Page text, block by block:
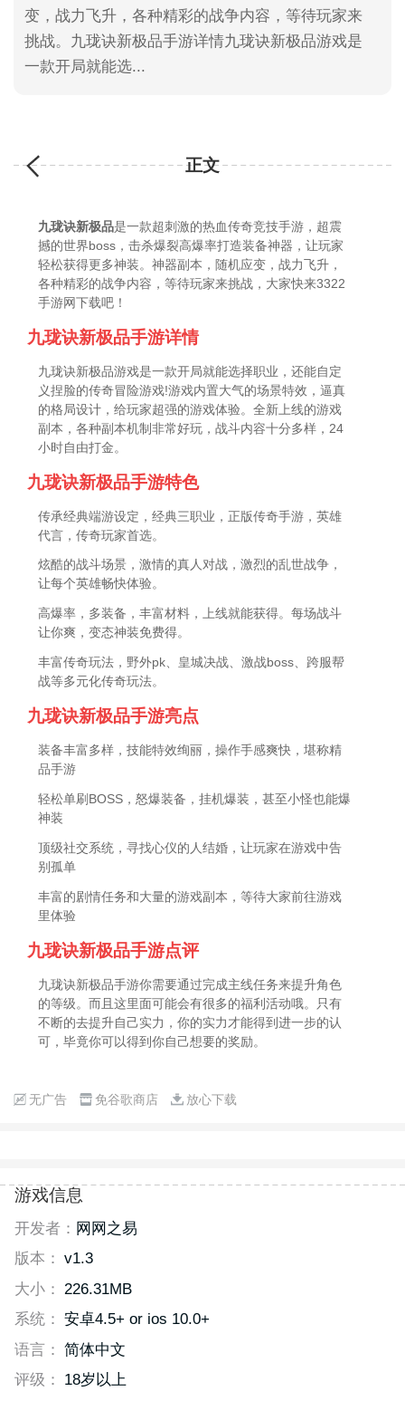
变，战力飞升，各种精彩的战争内容，等待玩家来
挑战。九珑诀新极品手游详情九珑诀新极品游戏是
一款开局就能选...
正文
九珑诀新极品是一款超刺激的热血传奇竞技手游，超震
撼的世界boss，击杀爆裂高爆率打造装备神器，让玩家
轻松获得更多神装。神器副本，随机应变，战力飞升，
各种精彩的战争内容，等待玩家来挑战，大家快来3322
手游网下载吧！
九珑诀新极品手游详情
九珑诀新极品游戏是一款开局就能选择职业，还能自定
义捏脸的传奇冒险游戏!游戏内置大气的场景特效，逼真
的格局设计，给玩家超强的游戏体验。全新上线的游戏
副本，各种副本机制非常好玩，战斗内容十分多样，24
小时自由打金。
九珑诀新极品手游特色
传承经典端游设定，经典三职业，正版传奇手游，英雄
代言，传奇玩家首选。
炫酷的战斗场景，激情的真人对战，激烈的乱世战争，
让每个英雄畅快体验。
高爆率，多装备，丰富材料，上线就能获得。每场战斗
让你爽，变态神装免费得。
丰富传奇玩法，野外pk、皇城决战、激战boss、跨服帮
战等多元化传奇玩法。
九珑诀新极品手游亮点
装备丰富多样，技能特效绚丽，操作手感爽快，堪称精
品手游
轻松单刷BOSS，怒爆装备，挂机爆装，甚至小怪也能爆
神装
顶级社交系统，寻找心仪的人结婚，让玩家在游戏中告
别孤单
丰富的剧情任务和大量的游戏副本，等待大家前往游戏
里体验
九珑诀新极品手游点评
九珑诀新极品手游你需要通过完成主线任务来提升角色
的等级。而且这里面可能会有很多的福利活动哦。只有
不断的去提升自己实力，你的实力才能得到进一步的认
可，毕竟你可以得到你自己想要的奖励。
无广告 免谷歌商店 放心下载
游戏信息
开发者： 网网之易
版本： v1.3
大小： 226.31MB
系统： 安卓4.5+ or ios 10.0+
语言： 简体中文
评级：
18岁以上